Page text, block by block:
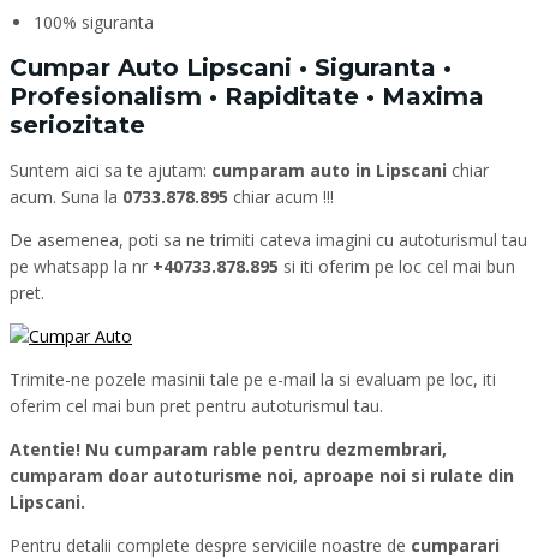
100% siguranta
Cumpar Auto Lipscani • Siguranta •
Profesionalism • Rapiditate • Maxima
seriozitate
Suntem aici sa te ajutam: cumparam auto in Lipscani chiar
acum. Suna la 0733.878.895 chiar acum !!!
De asemenea, poti sa ne trimiti cateva imagini cu autoturismul tau
pe whatsapp la nr +40733.878.895 si iti oferim pe loc cel mai bun
pret.
Trimite-ne pozele masinii tale pe e-mail la si evaluam pe loc, iti
oferim cel mai bun pret pentru autoturismul tau.
Atentie! Nu cumparam rable pentru dezmembrari,
cumparam doar autoturisme noi, aproape noi si rulate din
Lipscani.
Pentru detalii complete despre serviciile noastre de cumparari